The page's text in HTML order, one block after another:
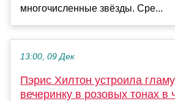
многочисленные звёзды. Сре...
13:00, 09 Дек
Пэрис Хилтон устроила
вечеринку в розовых тонах в